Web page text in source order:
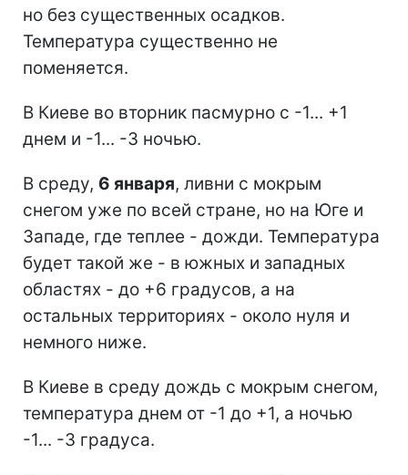
но без существенных осадков.
Температура существенно не
поменяется.
В Киеве во вторник пасмурно с -1... +1
днем и -1... -3 ночью.
В среду, 6 января, ливни с мокрым
снегом уже по всей стране, но на Юге и
Западе, где теплее - дожди. Температура
будет такой же - в южных и западных
областях - до +6 градусов, а на
остальных территориях - около нуля и
немного ниже.
В Киеве в среду дождь с мокрым снегом,
температура днем от -1 до +1, а ночью
-1... -3 градуса.